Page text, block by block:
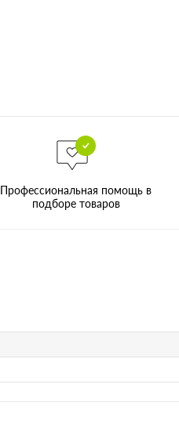
Профессиональная помощь в
подборе товаров